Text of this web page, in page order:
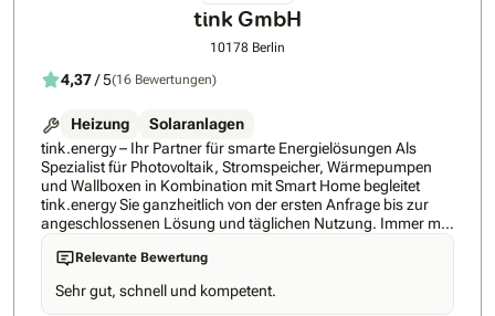
tink GmbH
10178 Berlin
4,37/ 5(16 Bewertungen)
Heizung
Solaranlagen
tink.energy – Ihr Partner für smarte Energielösungen Als
Spezialist für Photovoltaik, Stromspeicher, Wärmepumpen
und Wallboxen in Kombination mit Smart Home begleitet
tink.energy Sie ganzheitlich von der ersten Anfrage bis zur
angeschlossenen Lösung und täglichen Nutzung. Immer mit
dem Anspruch, höchste Qualität mit regionaler Expertise zu
verbinden – für eine Lösung, die langfristig Ihre Energiekosten
senkt und auf Ihre Bedürfnisse abgestimmt ist. So einfach
geht’s mit unserer Nummer-1-Empfehlung: ✅ Persönliche
Relevante Bewertung
Sehr gut, schnell und kompetent.